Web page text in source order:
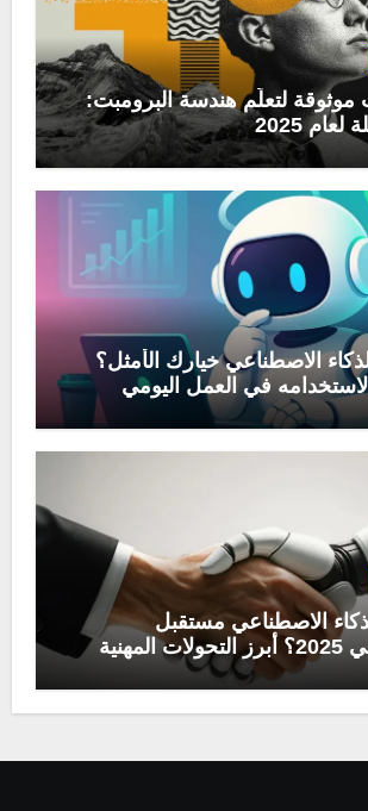
موثوقة لتعلّم هندسة البرومبت:
2025
الاصطناعي خيارك الأمثل؟
في العمل اليومي
الاصطناعي مستقبل